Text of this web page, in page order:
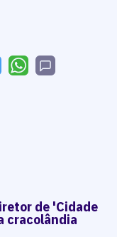
de 'Cidade
cracolândia